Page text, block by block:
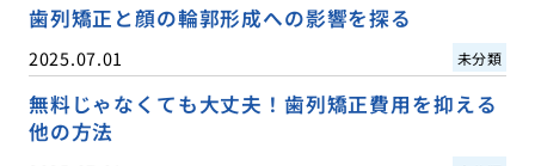
歯列矯正と顔の輪郭形成への影響を探る
2025.07.01 未分類
無料じゃなくても大丈夫！歯列矯正費用を抑える
他の方法